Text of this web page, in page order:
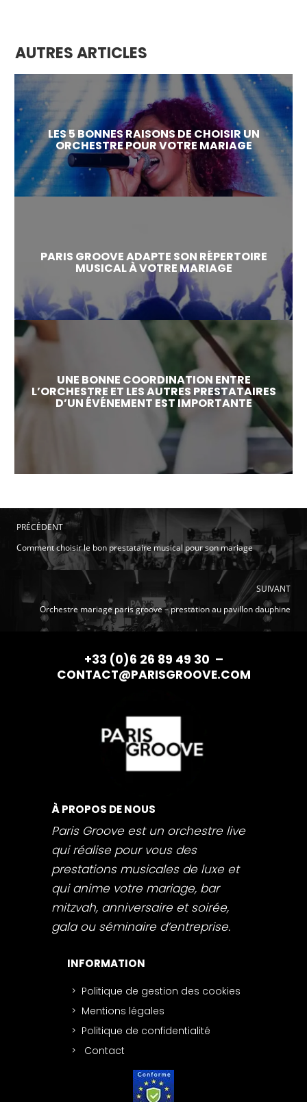
AUTRES ARTICLES
LES 5 BONNES RAISONS DE CHOISIR UN
ORCHESTRE POUR VOTRE MARIAGE
PARIS GROOVE ADAPTE SON RÉPERTOIRE
MUSICAL À VOTRE MARIAGE
UNE BONNE COORDINATION ENTRE
L’ORCHESTRE ET LES AUTRES PRESTATAIRES
D’UN ÉVÉNEMENT EST IMPORTANTE
comment choisir le bon prestataire musical pour son mariage
orchestre mariage paris groove – prestation au pavillon dauphine
+33 (0)6 26 89 49 30 –
CONTACT@PARISGROOVE.COM
À PROPOS DE NOUS
Paris Groove est un orchestre live
qui réalise pour vous des
prestations musicales de luxe et
qui anime votre mariage, bar
mitzvah, anniversaire et soirée,
gala ou séminaire d’entreprise.
INFORMATION
Politique de gestion des cookies
Mentions légales
Politique de confidentialité
Contact